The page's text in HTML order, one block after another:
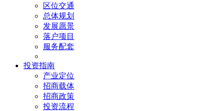
区位交通
总体规划
发展愿景
落户项目
服务配套
投资指南
产业定位
招商载体
招商政策
投资流程